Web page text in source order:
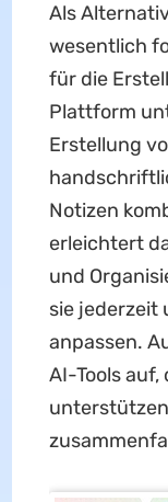
Als
wesentlich
für die
Plattform
Erstellung
Notizen
erleichtert
und
sie jederzeit
anpassen.
AI-Tools